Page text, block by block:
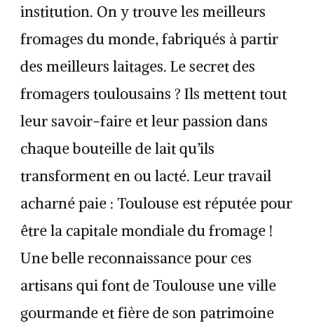
institution. On y trouve les meilleurs
fromages du monde, fabriqués à partir
des meilleurs laitages. Le secret des
fromagers toulousains ? Ils mettent tout
leur savoir-faire et leur passion dans
chaque bouteille de lait qu’ils
transforment en ou lacté. Leur travail
acharné paie : Toulouse est réputée pour
être la capitale mondiale du fromage !
Une belle reconnaissance pour ces
artisans qui font de Toulouse une ville
gourmande et fière de son patrimoine